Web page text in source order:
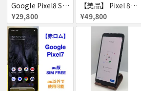
Google Pixel8 SoftBank SIMフリー 送料無料
¥29,800
【美品】 Pixel 8 Pro 256GB 赤ロム
¥49,800